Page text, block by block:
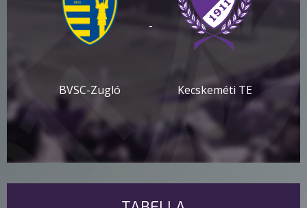
BVSC-Zugló
-
Kecskeméti TE